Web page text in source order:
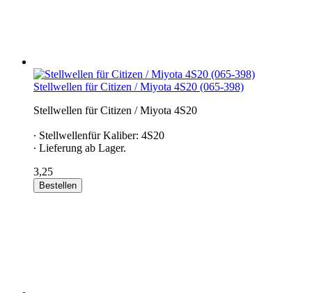
Stellwellen für Citizen / Miyota 4S20 (065-398)
Stellwellen für Citizen / Miyota 4S20
∙ Stellwellenfür Kaliber: 4S20
∙ Lieferung ab Lager.
3,25
Bestellen